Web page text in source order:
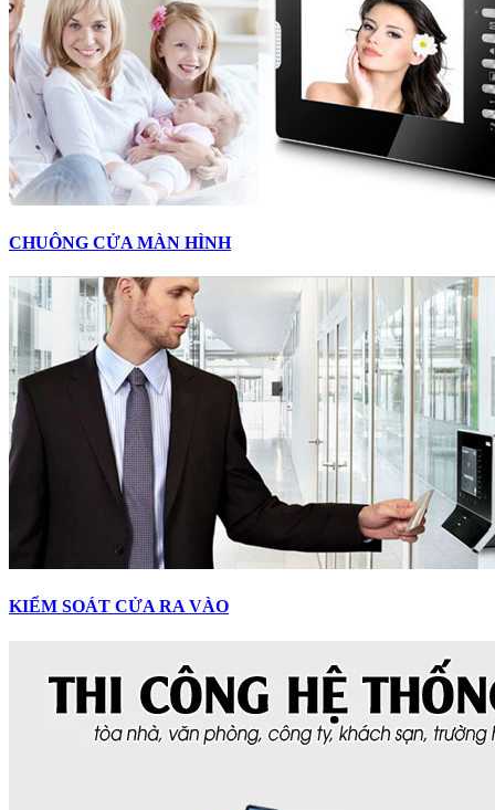
CHUÔNG CỬA MÀN HÌNH
KIỂM SOÁT CỬA RA VÀO